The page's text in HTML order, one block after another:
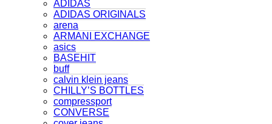
ADIDAS
ADIDAS ORIGINALS
arena
ARMANI EXCHANGE
asics
BASEHIT
buff
calvin klein jeans
CHILLY’S BOTTLES
compressport
CONVERSE